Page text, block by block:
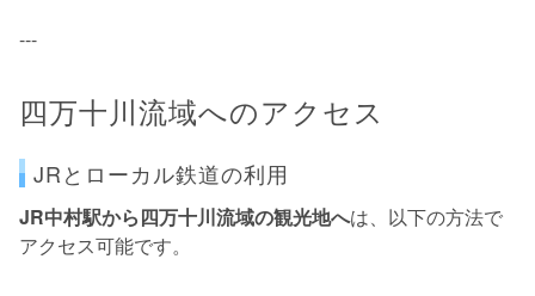
---
四万十川流域へのアクセス
JRとローカル鉄道の利用
JR中村駅から四万十川流域の観光地へは、以下の方法で
アクセス可能です。